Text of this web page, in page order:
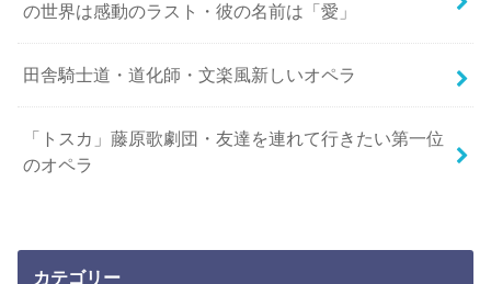
の世界は感動のラスト・彼の名前は「愛」
田舎騎士道・道化師・文楽風新しいオペラ
「トスカ」藤原歌劇団・友達を連れて行きたい第一位
のオペラ
カテゴリー